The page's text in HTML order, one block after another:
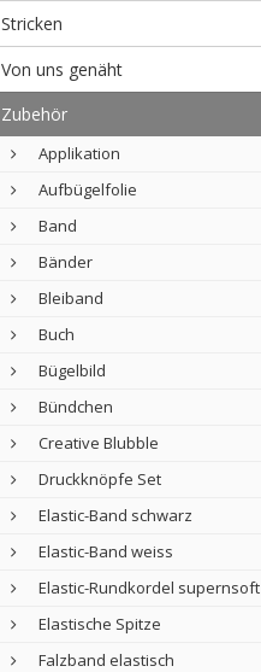
Stricken
Von uns genäht
Zubehör
Applikation
Aufbügelfolie
Band
Bänder
Bleiband
Buch
Bügelbild
Bündchen
Creative Blubble
Druckknöpfe Set
Elastic-Band schwarz
Elastic-Band weiss
Elastic-Rundkordel supernsoft
Elastische Spitze
Falzband elastisch